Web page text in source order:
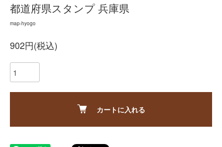
都道府県スタンプ 兵庫県
map-hyogo
902円(税込)
カートに入れる